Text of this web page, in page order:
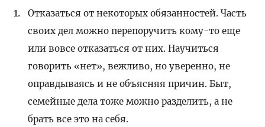
Отказаться от некоторых обязанностей. Часть
своих дел можно перепоручить кому-то еще
или вовсе отказаться от них. Научиться
говорить «нет», вежливо, но уверенно, не
оправдываясь и не объясняя причин. Быт,
семейные дела тоже можно разделить, а не
брать все это на себя.